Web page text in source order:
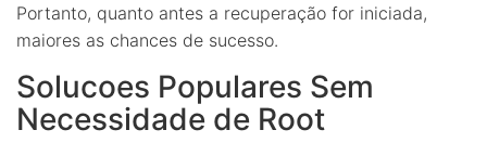
Portanto, quanto antes a recuperação for iniciada,
maiores as chances de sucesso.
Solucoes Populares Sem
Necessidade de Root